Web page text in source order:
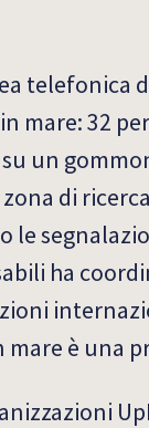
telefonica
mare: 32
un
di
le
ha
è una